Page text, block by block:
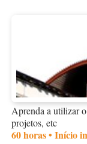
Aprenda a utilizar
projetos, etc
60 horas • Início